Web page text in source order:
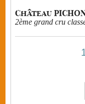
Château
2ème grand cru